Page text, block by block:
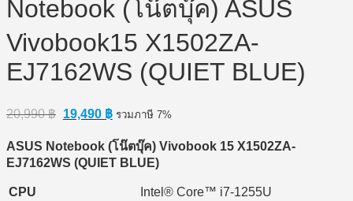
Notebook (โน๊ตบุ๊ค) ASUS
Vivobook15 X1502ZA-
EJ7162WS (QUIET BLUE)
20,990฿ Original
price
was:
20,990 ฿.
19,490 ฿Current
price
is:
19,490 ฿.
รวมภาษี 7%
ASUS Notebook (โน๊ตบุ๊ค) Vivobook 15 X1502ZA-
EJ7162WS (QUIET BLUE)
CPU
Intel® Core™ i7-1255U